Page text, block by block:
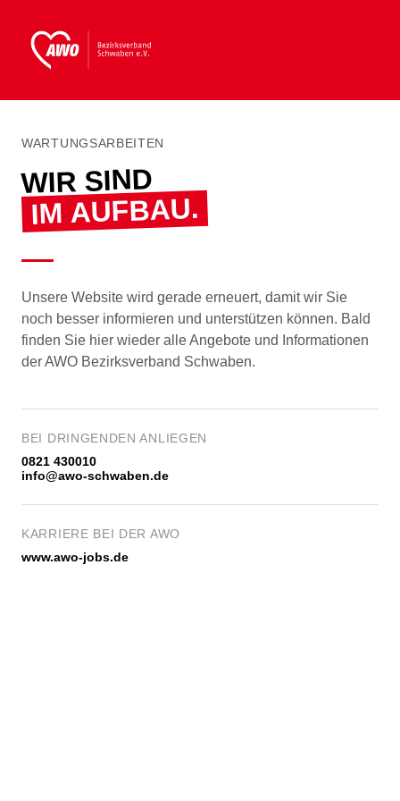
WARTUNGSARBEITEN
WIR SIND
IM AUFBAU.
Unsere Website wird gerade erneuert, damit wir Sie
noch besser informieren und unterstützen können. Bald
finden Sie hier wieder alle Angebote und Informationen
der AWO Bezirksverband Schwaben.
BEI DRINGENDEN ANLIEGEN
0821 430010
info@awo-schwaben.de
KARRIERE BEI DER AWO
www.awo-jobs.de